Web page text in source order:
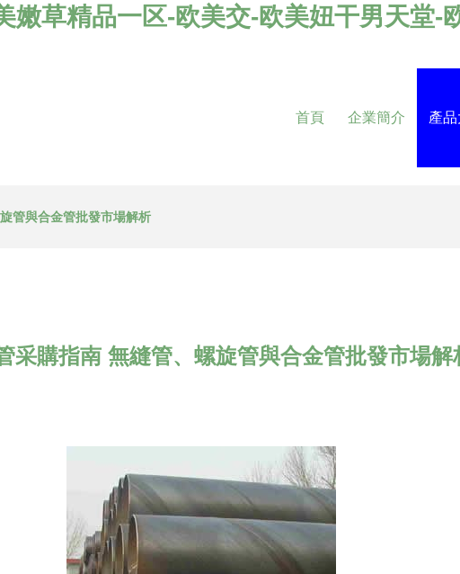
嫩草精品一区-欧美交-欧美妞干男天堂-
首頁 企業簡介 產
管與合金管批發市場解析
采購指南 無縫管、螺旋管與合金管批發市場解